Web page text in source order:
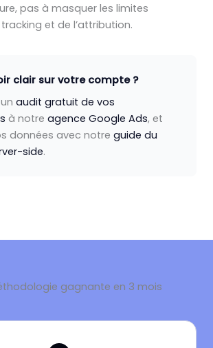
pas à masquer les limites
et de l’attribution.
clair sur votre compte ?
audit gratuit de vos
à notre agence Google Ads, et
données avec notre guide du
side.
gagnante en 3 mois